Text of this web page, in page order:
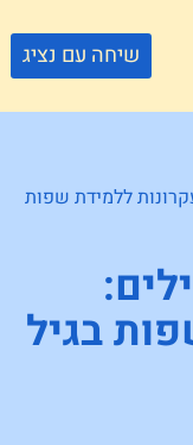
שיחה עם נציג
ללמידת שפות
בגיל